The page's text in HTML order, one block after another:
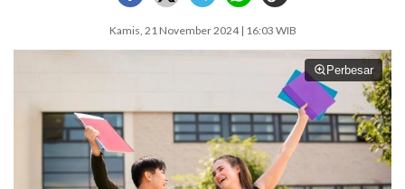
Kamis, 21 November 2024 | 16:03 WIB
Perbesar